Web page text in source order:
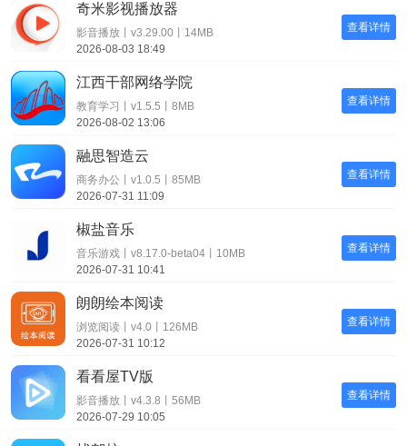
查看详情
奇米影视播放器
影音播放丨v3.29.00丨14MB
2026-08-03 18:49
查看详情
江西干部网络学院
教育学习丨v1.5.5丨8MB
2026-08-02 13:06
查看详情
融思智造云
商务办公丨v1.0.5丨85MB
2026-07-31 11:09
查看详情
椒盐音乐
音乐游戏丨v8.17.0-beta04丨10MB
2026-07-31 10:41
查看详情
朗朗绘本阅读
浏览阅读丨v4.0丨126MB
2026-07-31 10:12
查看详情
看看屋TV版
影音播放丨v4.3.8丨56MB
2026-07-29 10:05